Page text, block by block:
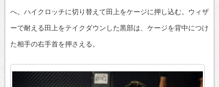
へ。ハイクロッチに切り替えて田上をケージに押し込む。ウィザ
ーで耐える田上をテイクダウンした黒部は、ケージを背中につけ
た相手の右手首を押さえる。